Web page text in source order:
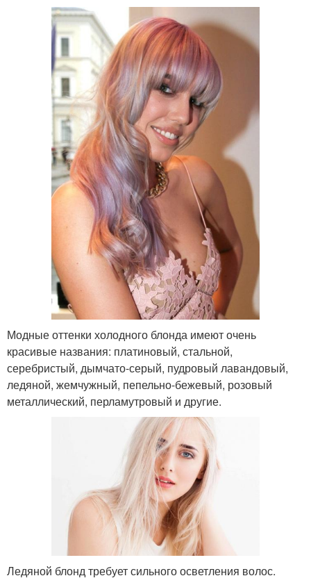
Модные оттенки холодного блонда имеют очень
красивые названия: платиновый, стальной,
серебристый, дымчато-серый, пудровый лавандовый,
ледяной, жемчужный, пепельно-бежевый, розовый
металлический, перламутровый и другие.
Ледяной блонд требует сильного осветления волос.